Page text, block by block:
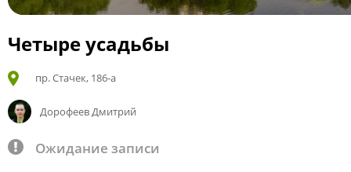
Четыре усадьбы
пр. Стачек, 186-а
Дорофеев Дмитрий
Ожидание записи